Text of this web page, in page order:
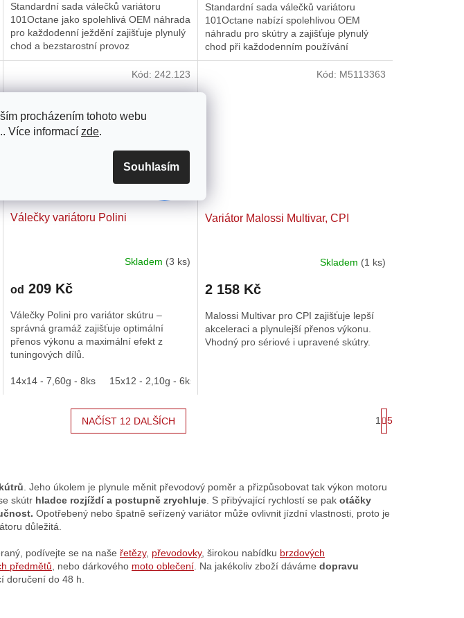
procházením tohoto webu
Více informací zde.
Souhlasím
Standardní sada válečků variátoru
101Octane jako spolehlivá OEM náhrada
pro každodenní ježdění zajišťuje plynulý
chod a bezstarostní provoz
Standardní sada válečků variátoru
101Octane nabízí spolehlivou OEM
náhradu pro skútry a zajišťuje plynulý
chod při každodenním používání
od
255 Kč
Válečky variátoru Polini
produktu
5,0
z
5
hvězdiček.
Skladem (3 ks)
od 209 Kč
Válečky Polini pro variátor skútru –
správná gramáž zajišťuje optimální
přenos výkonu a maximální efekt z
tuningových dílů.
14x14 - 7,60g - 8ks 15x12 - 2,10g - 6ks
Kód: 242.123
Variátor Malossi Multivar, CPI
Skladem (1 ks)
2 158 Kč
Malossi Multivar pro CPI zajišťuje lepší
akceleraci a plynulejší přenos výkonu.
Vhodný pro sériové i upravené skútry.
Kód: M5113363
NAČÍST 12 DALŠÍCH
t
r
o
á
n
1 5
. Jeho úkolem je plynule měnit převodový poměr a přizpůsobovat tak výkon motoru
skútr hladce rozjíždí a postupně zrychluje . S přibývající rychlostí se pak otáčky
Opotřebený nebo špatně seřízený variátor může ovlivnit jízdní vlastnosti, proto je
důležitá.
podívejte se na naše řetězy, převodovky, širokou nabídku brzdových
předmětů , nebo dárkového moto oblečení . Na jakékoliv zboží dáváme dopravu
doručení do 48 h.